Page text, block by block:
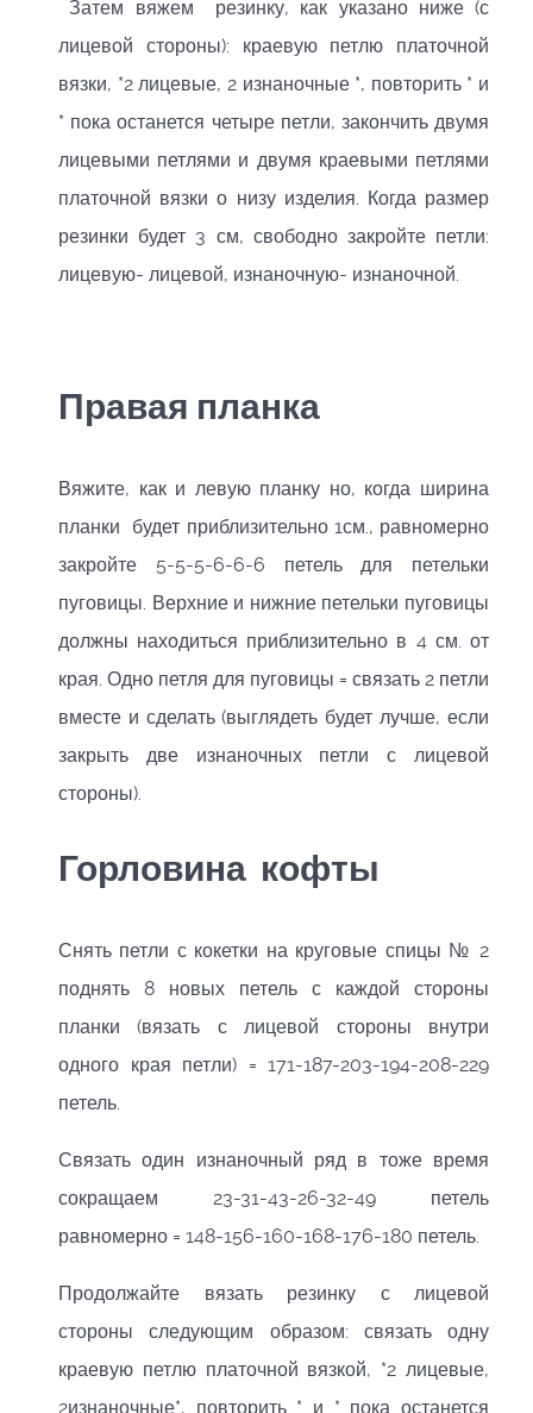
Затем вяжем резинку, как указано ниже (с
лицевой стороны): краевую петлю платочной
вязки, *2 лицевые, 2 изнаночные *, повторить * и
* пока останется четыре петли, закончить двумя
лицевыми петлями и двумя краевыми петлями
платочной вязки о низу изделия. Когда размер
резинки будет 3 см, свободно закройте петли:
лицевую- лицевой, изнаночную- изнаночной.
Правая планка
Вяжите, как и левую планку но, когда ширина
планки будет приблизительно 1см., равномерно
закройте 5-5-5-6-6-6 петель для петельки
пуговицы. Верхние и нижние петельки пуговицы
должны находиться приблизительно в 4 см. от
края. Одно петля для пуговицы = связать 2 петли
вместе и сделать (выглядеть будет лучше, если
закрыть две изнаночных петли с лицевой
стороны).
Горловина кофты
Снять петли с кокетки на круговые спицы № 2
поднять 8 новых петель с каждой стороны
планки (вязать с лицевой стороны внутри
одного края петли) = 171-187-203-194-208-229
петель.
Связать один изнаночный ряд в тоже время
сокращаем 23-31-43-26-32-49 петель
равномерно = 148-156-160-168-176-180 петель.
Продолжайте вязать резинку с лицевой
стороны следующим образом: связать одну
краевую петлю платочной вязкой, *2 лицевые,
2изнаночные*, повторить * и * пока останется